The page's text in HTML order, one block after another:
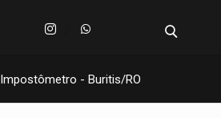
Impostômetro - Buritis/RO